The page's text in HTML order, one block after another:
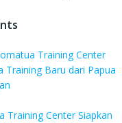
Training Center
Training Baru dari Papua
Training Center Siapkan